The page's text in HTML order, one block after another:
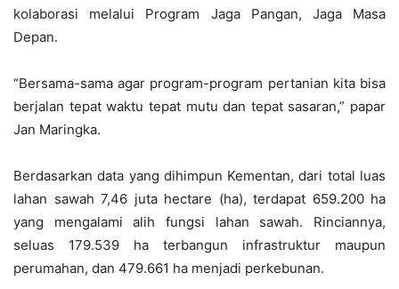
kolaborasi melalui Program Jaga Pangan, Jaga Masa
Depan.
“Bersama-sama agar program-program pertanian kita bisa
berjalan tepat waktu tepat mutu dan tepat sasaran,” papar
Jan Maringka.
Berdasarkan data yang dihimpun Kementan, dari total luas
lahan sawah 7,46 juta hectare (ha), terdapat 659.200 ha
yang mengalami alih fungsi lahan sawah. Rinciannya,
seluas 179.539 ha terbangun infrastruktur maupun
perumahan, dan 479.661 ha menjadi perkebunan.